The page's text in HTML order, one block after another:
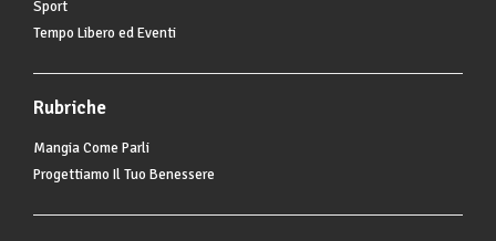
Sport
Tempo Libero ed Eventi
Rubriche
Mangia Come Parli
Progettiamo Il Tuo Benessere